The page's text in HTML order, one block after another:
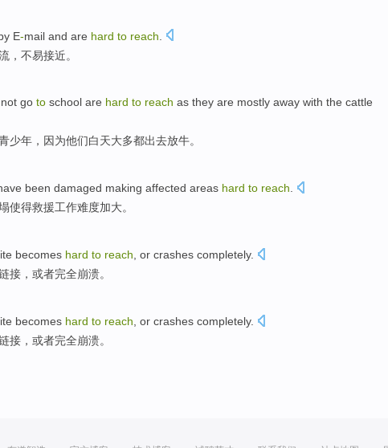
E-mail and are hard to reach
， 不易接近。
go to school are hard to reach as they are mostly away with the cattle
少年 ， 因为他们白天大多都出去放牛。
been damaged making affected areas hard to reach
使得救援工作难度加大。
becomes hard to reach or crashes completely.
接， 或者完全崩溃。
becomes hard to reach or crashes completely.
接， 或者完全崩溃。